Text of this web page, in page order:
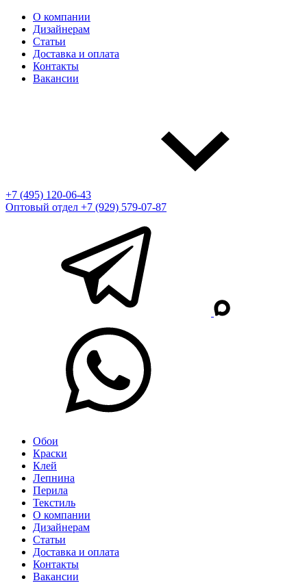
О компании
Дизайнерам
Статьи
Доставка и оплата
Контакты
Вакансии
+7 (495) 120-06-43
Оптовый отдел +7 (929) 579-07-87
Обои
Краски
Клей
Лепнина
Перила
Текстиль
О компании
Дизайнерам
Статьи
Доставка и оплата
Контакты
Вакансии